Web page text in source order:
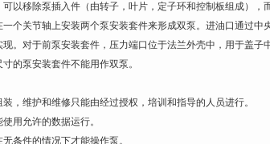
可以移除泵插入件（由转子，叶片，定子环和控制板组成），
一个关节轴上安装两个泵安装套件来形成双泵。进油口通过
现。对于前泵安装套件，压力端口位于法兰外壳中，用于盖
寸的泵安装套件不能用作双泵。
装，维护和维修只能由经过授权，培训和指导的人员进行。
用允许的数据运行。
无条件的情况下才能操作泵。